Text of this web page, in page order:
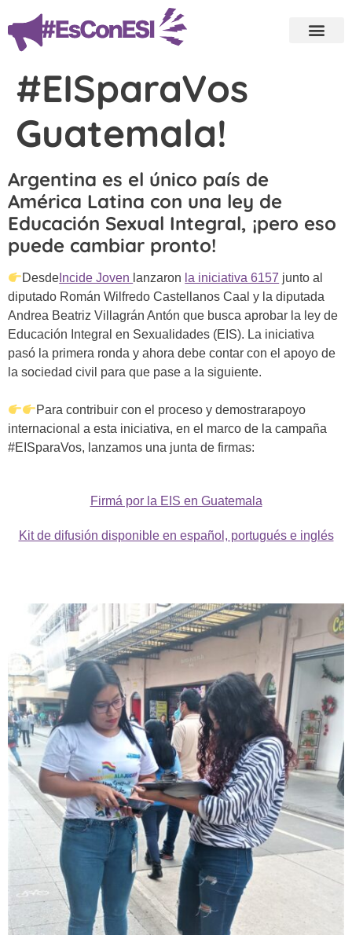
#EISparaVos
Guatemala!
Argentina es el único país de
América Latina con una ley de
Educación Sexual Integral, ¡pero eso
puede cambiar pronto!
Desde Incide Joven lanzaron la iniciativa 6157 junto al
diputado Román Wilfredo Castellanos Caal y la diputada
Andrea Beatriz Villagrán Antón que busca aprobar la ley de
Educación Integral en Sexualidades (EIS). La iniciativa
pasó la primera ronda y ahora debe contar con el apoyo de
la sociedad civil para que pase a la siguiente.
Para contribuir con el proceso y demostrarapoyo
internacional a esta iniciativa, en el marco de la campaña
#EISparaVos, lanzamos una junta de firmas:
Firmá por la EIS en Guatemala
Kit de difusión disponible en español, portugués e inglés